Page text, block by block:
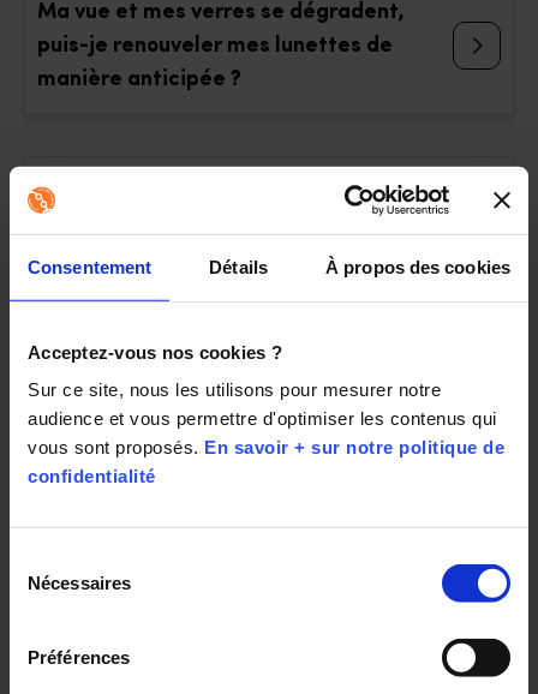
Consentement Détails À propos des cookies
Acceptez-vous nos cookies ?
Sur ce site, nous les utilisons pour mesurer notre
audience et vous permettre d'optimiser les contenus qui
vous sont proposés. En savoir + sur notre politique de
confidentialité
Nécessaires
Préférences
Ma vue et mes verres se dégradent,
puis-je renouveler mes lunettes de
manière anticipée ?
Le service Les Opticiens Mobiles est-il
Un opticien peut-il faire une
opticien à domicile ?